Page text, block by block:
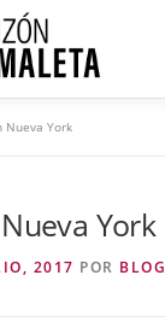
Nueva York
York
2017 POR BLOG